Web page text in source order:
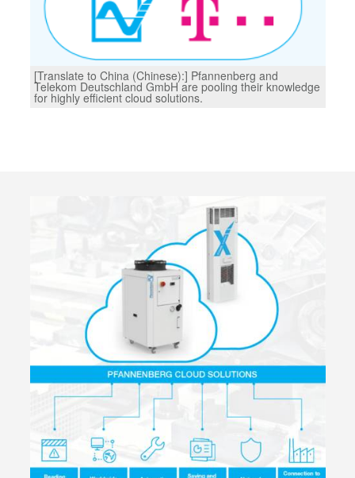
[Translate to China (Chinese):] Pfannenberg and
Telekom Deutschland GmbH are pooling their knowledge
for highly efficient cloud solutions.